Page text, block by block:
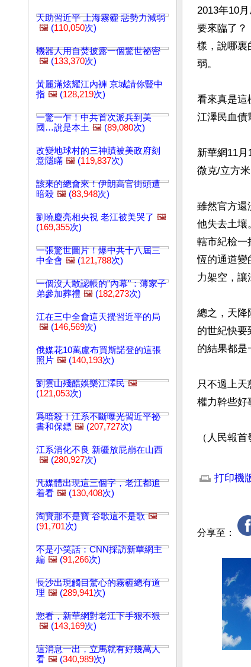
天助習近平 上海霧霾 惡勢力減弱
🖼️ (110,050次)
機器人用自焚披露一個驚世祕密
🖼️ (133,370次)
黃麗滿炫耀江內褲 京城請你豎中
指 🖼️ (128,219次)
一驚一乍！中共首次派兵到美
國…說是本土 🖼️ (89,080次)
改變地球村的三神蹟被美政府刻
意隱瞞 🖼️ (119,837次)
該來的總會來！伊朗高官街頭遭
暗殺 🖼️ (83,948次)
劉曉慶亮相央視 老江被美哭了 🖼️
(169,355次)
一張驚世圖片！爆中共十八屆三
中全會 🖼️ (121,788次)
一個沒人敢認帳的"內幕"：薄家子
弟參加葬禮 🖼️ (182,273次)
江在三中全會這天攪習近平的局
🖼️ (146,569次)
俄媒花10萬盧布買斯諾登的這張
照片 🖼️ (140,193次)
劉雲山殘酷娛樂江澤民 🖼️
(121,053次)
爲暗殺！江系不斷曝光習近平祕
書和保鏢 🖼️ (207,727次)
江系消化不良 新疆放屁崩在山西
🖼️ (280,927次)
凡媒體出現這三個字，老江都追
着看 🖼️ (130,408次)
淘寶那不是寶 谷歌這不是歌 🖼️
(91,701次)
不是小笑話：CNN採訪新華網主
編 🖼️ (91,266次)
長沙出現觸目驚心的霧霾總有道
理 🖼️ (289,941次)
您看，新華網對老江下手狠不狠
🖼️ (143,169次)
這消息一出，立馬就有好幾萬人
看 🖼️ (340,989次)
2013年10
要來臨了？
樣，說哪裏
弱。
看來真是這
江澤民血債
新華網11
微克/立方
雖然官方還
他失去土壤
轄市紀檢一
恆的通道變
力架空，讓
總之，天降
的世紀快要
的結果都是
只不過上
權力幹些
（人民報首
打印機
分享至：